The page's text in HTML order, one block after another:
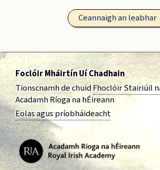
Ceannaigh an leabhar
Foclóir Mháirtín Uí Chadhain
Tionscnamh de chuidFhoclóir Stairiúil
Acadamh Ríoga na hÉireann
Eolas agus príobháideacht